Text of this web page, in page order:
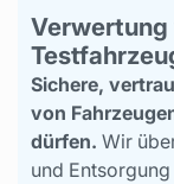
Verwertung
Sichere,
von
dürfen. Wir
und